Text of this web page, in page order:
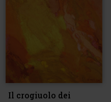
Il crogiuolo dei